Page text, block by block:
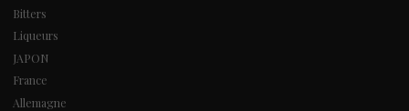
Bitters
Liqueurs
JAPON
France
Allemagne